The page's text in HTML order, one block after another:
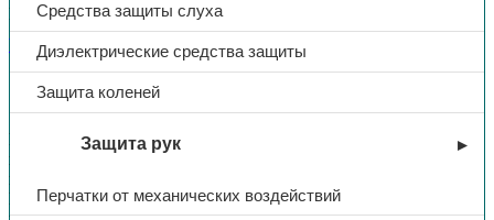
Средства защиты слуха
Диэлектрические средства защиты
Защита коленей
Защита рук
Перчатки от механических воздействий
Поделиться:
Поделиться в Telegram
Whatsapp
Поделиться в Ok
Поделиться в Vk
Доп. информация
Противошумные вкладыши РусСиз 110 конической формы
изготовлены из мягкого гипоаллергенного пористого
материала. Эффективно снижают уровень шума до 37 дБ.
Гладкая грязеотталкивающая поверхность повышает